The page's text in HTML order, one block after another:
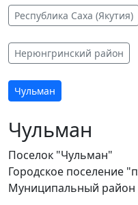
Республика Саха (Якутия)
Нерюнгринский район
Чульман
Чульман
Поселок "Чульман"
Городское поселение
Муниципальный